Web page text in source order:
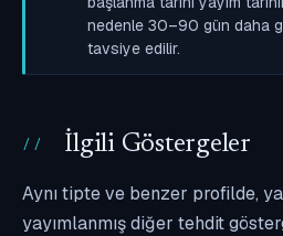
nedenle 30–90 gün daha
tavsiye edilir.
İlgili Göstergeler
Aynı tipte ve benzer profilde,
yayımlanmış diğer tehdit